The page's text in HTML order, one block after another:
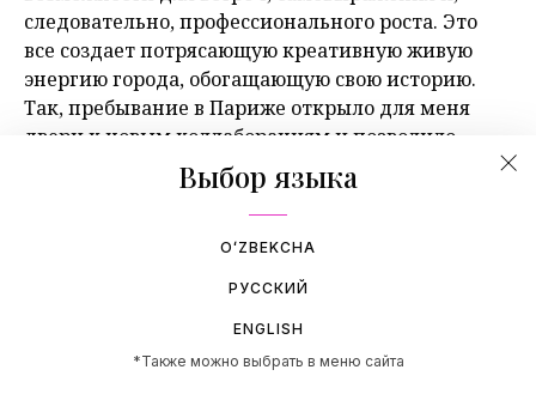
следовательно, профессионального роста. Это
все создает потрясающую креативную живую
энергию города, обогащающую свою историю.
Так, пребывание в Париже открыло для меня
двери к новым коллаборациям и позволило
познакомиться с другими художниками,
критиками и кураторами.
Выбор языка
OʻZBEKCHA
РУССКИЙ
ENGLISH
*Также можно выбрать в меню сайта